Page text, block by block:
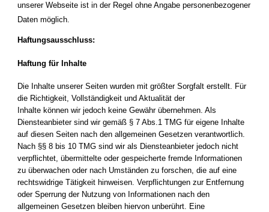
unserer Webseite ist in der Regel ohne Angabe personenbezogener
Daten möglich.
Haftungsausschluss:
Haftung für Inhalte
Die Inhalte unserer Seiten wurden mit größter Sorgfalt erstellt. Für
die Richtigkeit, Vollständigkeit und Aktualität der
Inhalte können wir jedoch keine Gewähr übernehmen. Als
Diensteanbieter sind wir gemäß § 7 Abs.1 TMG für eigene Inhalte
auf diesen Seiten nach den allgemeinen Gesetzen verantwortlich.
Nach §§ 8 bis 10 TMG sind wir als Diensteanbieter jedoch nicht
verpflichtet, übermittelte oder gespeicherte fremde Informationen
zu überwachen oder nach Umständen zu forschen, die auf eine
rechtswidrige Tätigkeit hinweisen. Verpflichtungen zur Entfernung
oder Sperrung der Nutzung von Informationen nach den
allgemeinen Gesetzen bleiben hiervon unberührt. Eine